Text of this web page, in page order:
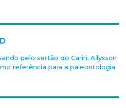
pelo sertão do Cariri, Allysson
referência para a paleontologia